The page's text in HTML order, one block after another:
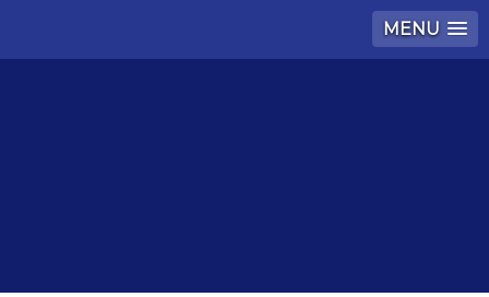
MENU